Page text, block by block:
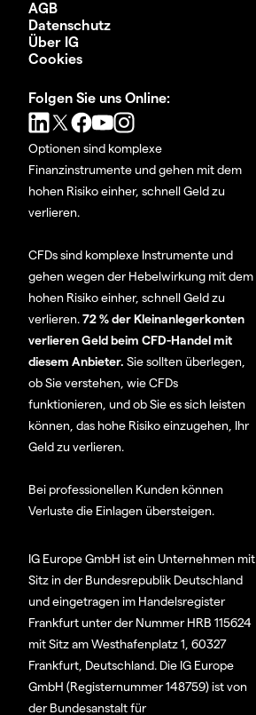
AGB
Datenschutz
Über IG
Cookies
Folgen Sie uns Online:
Optionen sind komplexe
Finanzinstrumente und gehen mit dem
hohen Risiko einher, schnell Geld zu
verlieren.
CFDs sind komplexe Instrumente und
gehen wegen der Hebelwirkung mit dem
hohen Risiko einher, schnell Geld zu
verlieren.72 % der Kleinanlegerkonten
verlieren Geld beim CFD-Handel mit
diesem Anbieter. Sie sollten überlegen,
ob Sie verstehen, wie CFDs
funktionieren, und ob Sie es sich leisten
können, das hohe Risiko einzugehen, Ihr
Geld zu verlieren.
Bei professionellen Kunden können
Verluste die Einlagen übersteigen.
IG Europe GmbH ist ein Unternehmen mit
Sitz in der Bundesrepublik Deutschland
und eingetragen im Handelsregister
Frankfurt unter der Nummer HRB 115624
mit Sitz am Westhafenplatz 1, 60327
Frankfurt, Deutschland. Die IG Europe
GmbH (Registernummer 148759) ist von
der Bundesanstalt für